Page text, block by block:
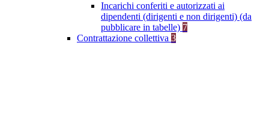
Incarichi conferiti e autorizzati ai
dipendenti (dirigenti e non dirigenti) (da
pubblicare in tabelle) 7
Contrattazione collettiva 3